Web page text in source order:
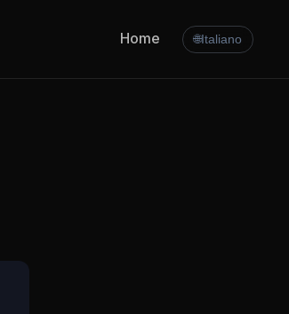
Home 🌐Italiano